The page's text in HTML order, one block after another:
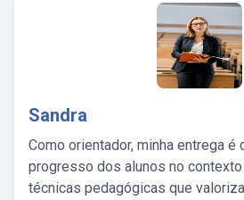
Sandra
Como orientador, minha entrega é
progresso dos alunos no
técnicas pedagógicas que